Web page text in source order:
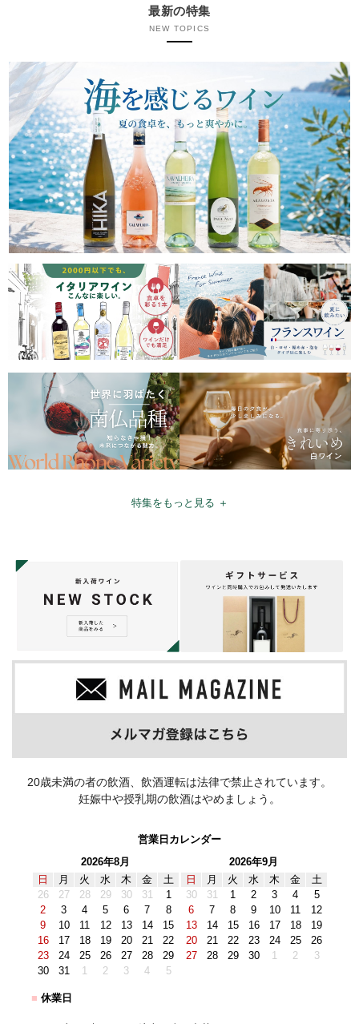
最新の特集
NEW TOPICS
特集をもっと見る ＋
20歳未満の者の飲酒、飲酒運転は法律で禁止されています。
妊娠中や授乳期の飲酒はやめましょう。
営業日カレンダー
2026年8月
日
月 火 水 木 金
土
26
27 28 29 30 31
1
2
3 4 5 6 7
8
9
10 11 12 13 14
15
16
17 18 19 20 21
22
23
24 25 26 27 28
29
30
31 1 2 3 4 5
2026年9月
日
月 火 水 木 金
土
30
31 1 2 3 4
5
6
7 8 9 10 11
12
13
14 15 16 17 18
19
20
21 22 23 24 25
26
27
28 29 30 1 2 3
■ 休業日